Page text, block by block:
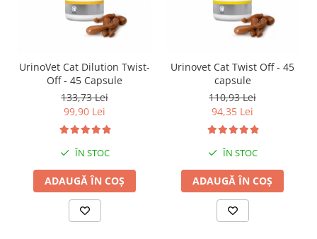
UrinoVet Cat Dilution Twist-
Off - 45 Capsule
133,73 Lei
99,90 Lei
ÎN STOC
ADAUGĂ ÎN COȘ
Urinovet Cat Twist Off - 45
capsule
110,93 Lei
94,35 Lei
ÎN STOC
ADAUGĂ ÎN COȘ